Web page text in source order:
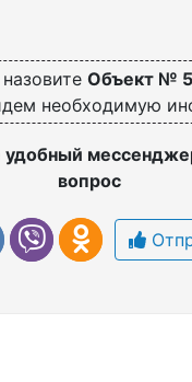
Объект №
необходимую
удобный
вопрос